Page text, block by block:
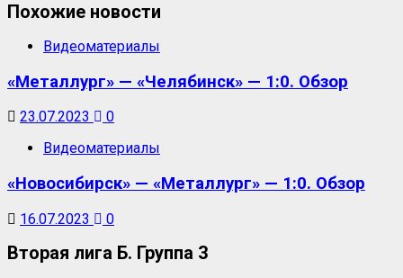
Похожие новости
Видеоматериалы
«Металлург» — «Челябинск» — 1:0. Обзор
23.07.2023
0
Видеоматериалы
«Новосибирск» — «Металлург» — 1:0. Обзор
16.07.2023 0
Вторая лига Б. Группа 3